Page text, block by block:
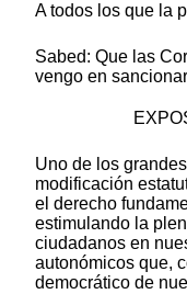
A todos los que la
Sabed: Que las
vengo en
Uno de los
modificación
el derecho
estimulando la
ciudadanos en
autonómicos que,
democrático de